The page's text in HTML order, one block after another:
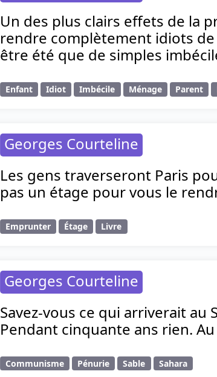
Un des plus clairs effets de la
rendre complètement idiots de
être été que de simples
Enfant Idiot Imbécile Ménage Parent
Georges Courteline
Les gens traverseront Paris
pas un étage pour vous le
Emprunter Étage Livre
Georges Courteline
Savez-vous ce qui arriverait au
Pendant cinquante ans rien.
Communisme Pénurie Sable Sahara